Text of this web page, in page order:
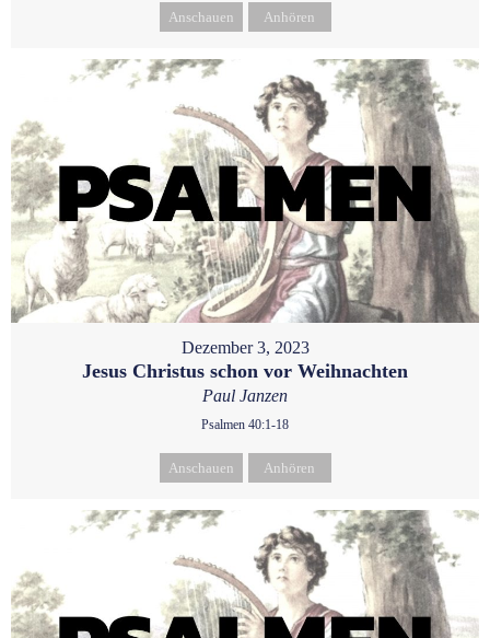
Anschauen Anhören
Dezember 3, 2023
Jesus Christus schon vor Weihnachten
Paul Janzen
Psalmen 40:1-18
Anschauen Anhören